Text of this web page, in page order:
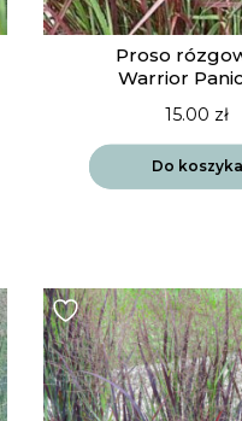
Proso
Warrior
15.00 zł
Do koszyka